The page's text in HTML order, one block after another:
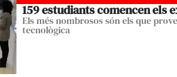
159 estudiants comencen els
Els més nombrosos són els que
tecnològica